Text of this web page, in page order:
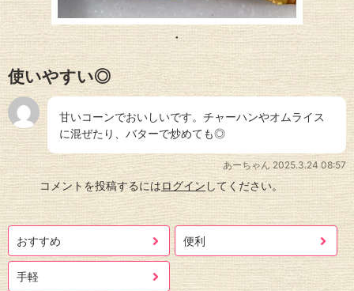
使いやすい◎
甘いコーンでおいしいです。チャーハンやオムライス
に混ぜたり、バターで炒めても◎
あーちゃん2025.3.24 08:57
コメントを投稿するにはログイン してください。
おすすめ 便利
手軽